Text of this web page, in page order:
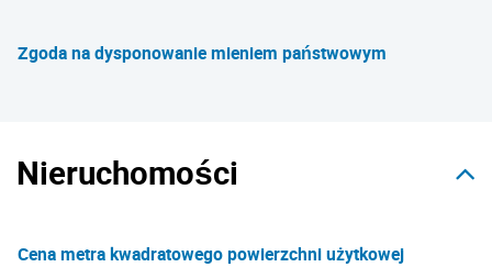
Zgoda na dysponowanie mieniem państwowym
Nieruchomości
Cena metra kwadratowego powierzchni użytkowej